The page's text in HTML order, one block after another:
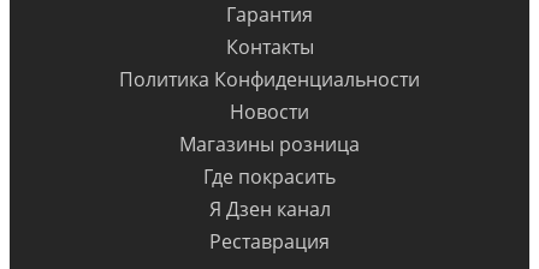
Гарантия
Контакты
Политика Конфиденциальности
Новости
Магазины розница
Где покрасить
Я Дзен канал
Реставрация